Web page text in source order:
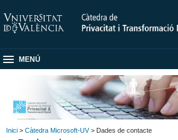
MENÚ
Inici > Càtedra Microsoft-UV> Dades de contacte